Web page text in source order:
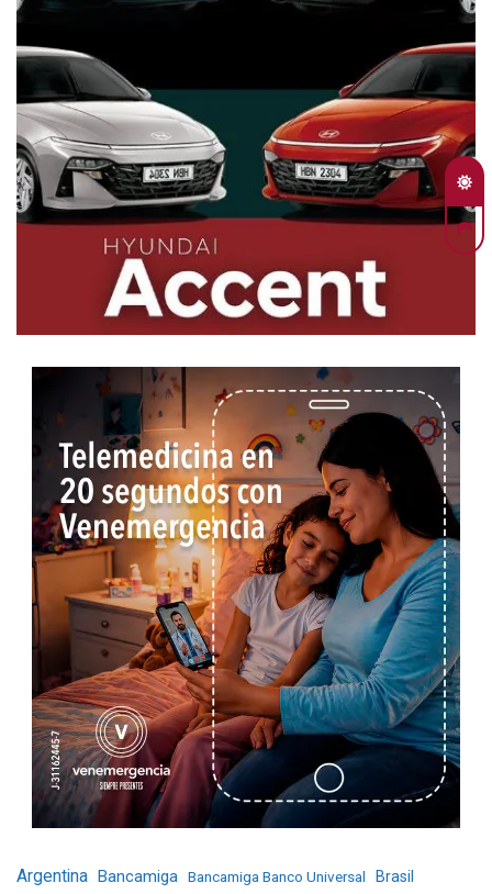
Argentina Bancamiga Bancamiga Banco Universal Brasil